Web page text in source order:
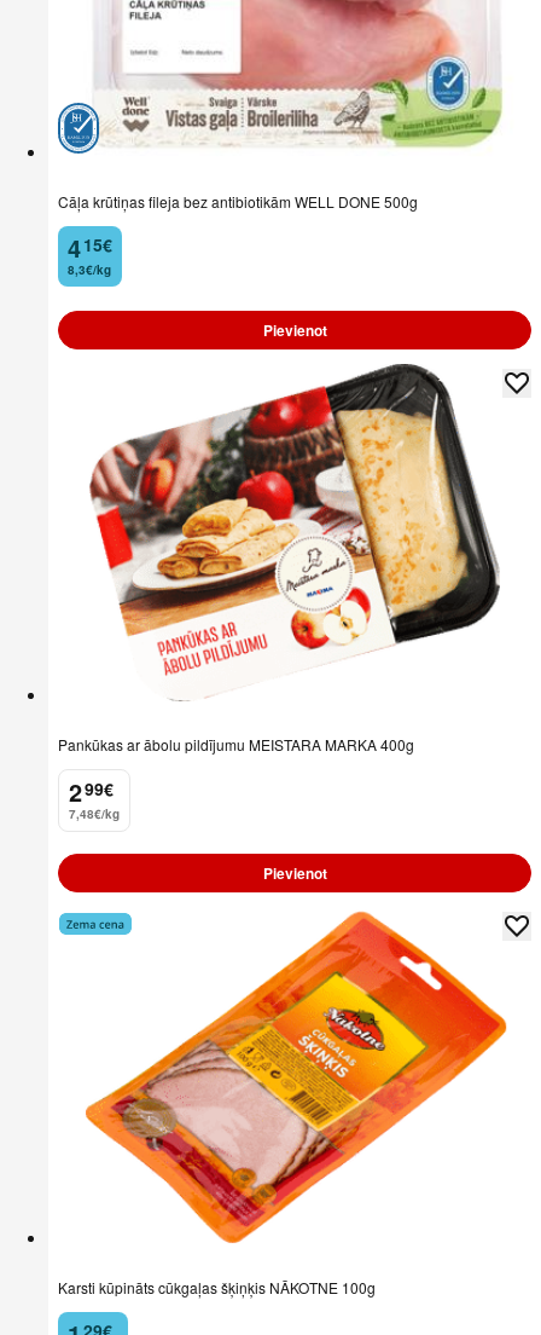
Cāļa krūtiņas fileja bez antibiotikām WELL DONE 500g
4
. 15€
8,3€/kg
Pievienot
Pankūkas ar ābolu pildījumu MEISTARA MARKA 400g
2
. 99€
7,48€/kg
Pievienot
Karsti kūpināts cūkgaļas šķiņķis NĀKOTNE 100g
29€